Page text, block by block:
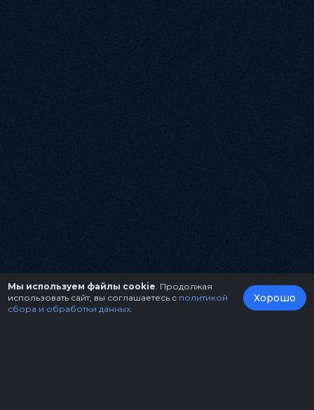
Мы используем файлы cookie . Продолжая
использовать сайт, вы соглашаетесь с политикой
сбора и обработки данных
Хорошо